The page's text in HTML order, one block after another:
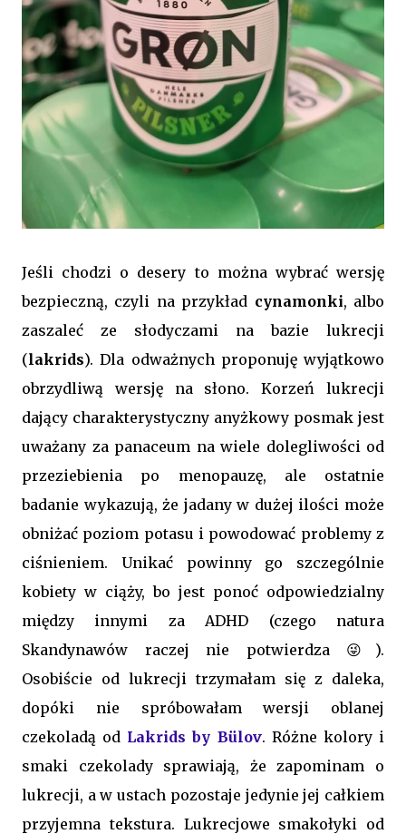
Jeśli chodzi o desery to można wybrać wersję
bezpieczną, czyli na przykład cynamonki, albo
zaszaleć ze słodyczami na bazie lukrecji
(lakrids). Dla odważnych proponuję wyjątkowo
obrzydliwą wersję na słono. Korzeń lukrecji
dający charakterystyczny anyżkowy posmak jest
uważany za panaceum na wiele dolegliwości od
przeziebienia po menopauzę, ale ostatnie
badanie wykazują, że jadany w dużej ilości może
obniżać poziom potasu i powodować problemy z
ciśnieniem. Unikać powinny go szczególnie
kobiety w ciąży, bo jest ponoć odpowiedzialny
między innymi za ADHD (czego natura
Skandynawów raczej nie potwierdza 😜).
Osobiście od lukrecji trzymałam się z daleka,
dopóki nie spróbowałam wersji oblanej
czekoladą od Lakrids by Bülov. Różne kolory i
smaki czekolady sprawiają, że zapominam o
lukrecji, a w ustach pozostaje jedynie jej całkiem
przyjemna tekstura. Lukrecjowe smakołyki od